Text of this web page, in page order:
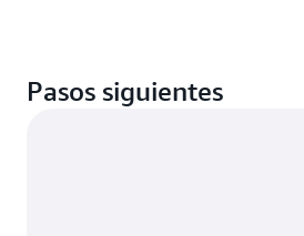
Pasos siguientes